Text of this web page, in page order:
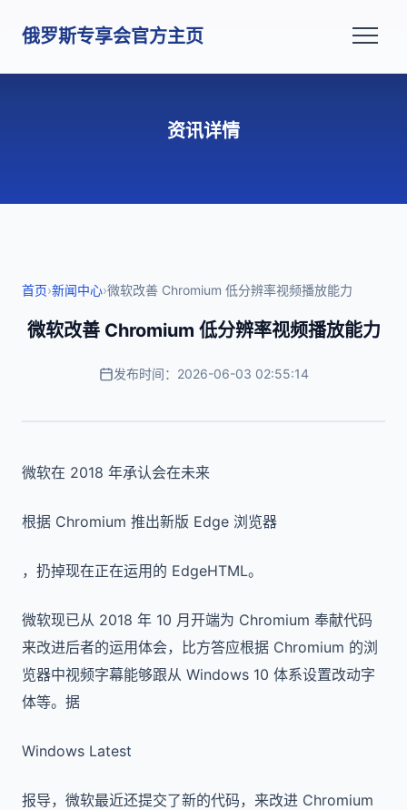
俄罗斯专享会官方主页
资讯详情
首页›新闻中心›微软改善 Chromium 低分辨率视频播放能力
微软改善 Chromium 低分辨率视频播放能力
发布时间：2026-06-03 02:55:14
微软在 2018 年承认会在未来
根据 Chromium 推出新版 Edge 浏览器
，扔掉现在正在运用的 EdgeHTML。
微软现已从 2018 年 10 月开端为 Chromium 奉献代码
来改进后者的运用体会，比方答应根据 Chromium 的浏
览器中视频字幕能够跟从 Windows 10 体系设置改动字
体等。据
Windows Latest
报导，微软最近还提交了新的代码，来改进 Chromium